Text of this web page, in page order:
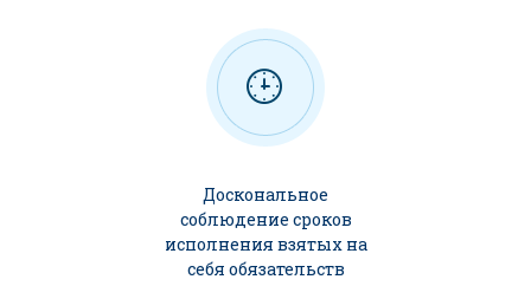
Доскональное
соблюдение сроков
исполнения взятых на
себя обязательств